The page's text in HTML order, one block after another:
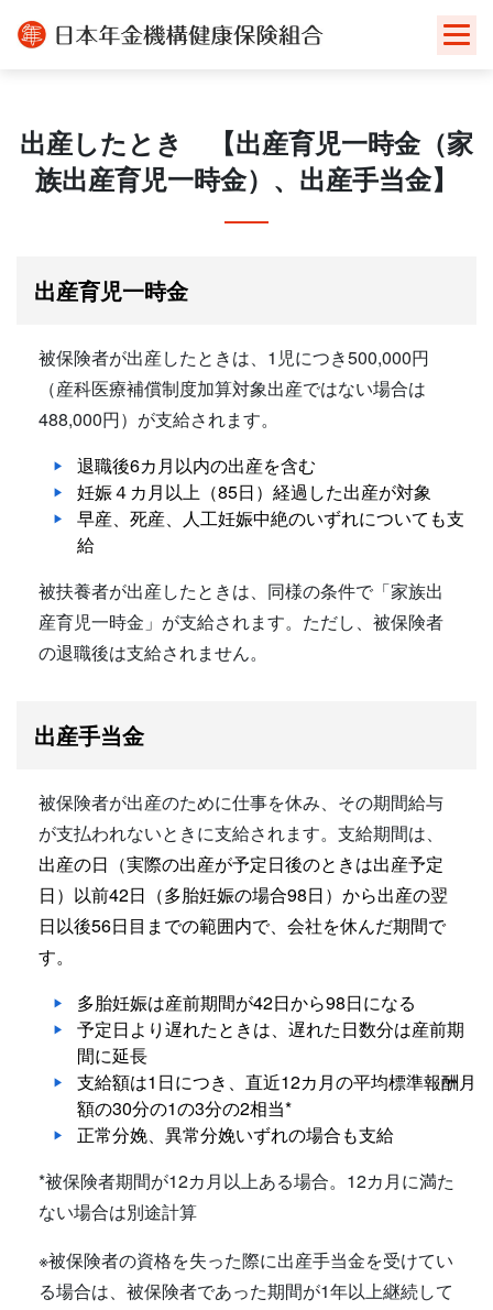
出産したとき 【出産育児一時金（家
族出産育児一時金）、出産手当金】
出産育児一時金
被保険者が出産したときは、1児につき500,000円
（産科医療補償制度加算対象出産ではない場合は
488,000円）が支給されます。
退職後6カ月以内の出産を含む
妊娠４カ月以上（85日）経過した出産が対象
早産、死産、人工妊娠中絶のいずれについても支
給
被扶養者が出産したときは、同様の条件で「家族出
産育児一時金」が支給されます。ただし、被保険者
の退職後は支給されません。
出産手当金
被保険者が出産のために仕事を休み、その期間給与
が支払われないときに支給されます。支給期間は、
出産の日（実際の出産が予定日後のときは出産予定
日）以前42日（多胎妊娠の場合98日）から出産の翌
日以後56日目までの範囲内で、会社を休んだ期間で
す。
多胎妊娠は産前期間が42日から98日になる
予定日より遅れたときは、遅れた日数分は産前期
間に延長
支給額は1日につき、直近12カ月の平均標準報酬月
額の30分の1の3分の2相当*
正常分娩、異常分娩いずれの場合も支給
*被保険者期間が12カ月以上ある場合。12カ月に満た
ない場合は別途計算
※被保険者の資格を失った際に出産手当金を受けてい
る場合は、被保険者であった期間が1年以上継続して